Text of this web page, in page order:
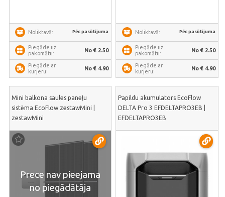
Noliktavā: Pēc pasūtījuma
Piegāde uz
pakomātu:
No € 2.50
Piegāde ar
kurjeru:
No € 4.90
Noliktavā: Pēc pasūtījuma
Piegāde uz
pakomātu:
No € 2.50
Piegāde ar
kurjeru:
No € 4.90
Mini balkona saules paneļu
sistēma EcoFlow zestawMini |
zestawMini
Prece nav pieejama
no piegādātāja
Papildu akumulators EcoFlow
DELTA Pro 3 EFDELTAPRO3EB |
EFDELTAPRO3EB